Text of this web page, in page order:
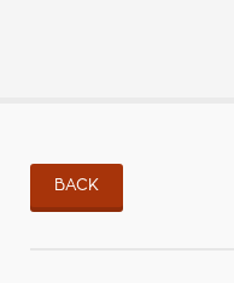
BACK